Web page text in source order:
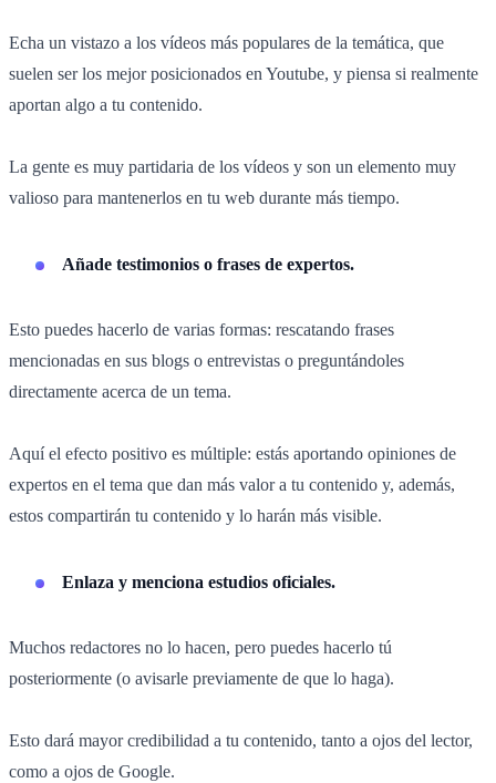
Echa un vistazo a los vídeos más populares de la temática, que
suelen ser los mejor posicionados en Youtube, y piensa si realmente
aportan algo a tu contenido.
La gente es muy partidaria de los vídeos y son un elemento muy
valioso para mantenerlos en tu web durante más tiempo.
Añade testimonios o frases de expertos.
Esto puedes hacerlo de varias formas: rescatando frases
mencionadas en sus blogs o entrevistas o preguntándoles
directamente acerca de un tema.
Aquí el efecto positivo es múltiple: estás aportando opiniones de
expertos en el tema que dan más valor a tu contenido y, además,
estos compartirán tu contenido y lo harán más visible.
Enlaza y menciona estudios oficiales.
Muchos redactores no lo hacen, pero puedes hacerlo tú
posteriormente (o avisarle previamente de que lo haga).
Esto dará mayor credibilidad a tu contenido, tanto a ojos del lector,
como a ojos de Google.